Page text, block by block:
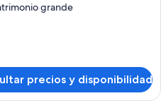
grande
precios y disponibilidad